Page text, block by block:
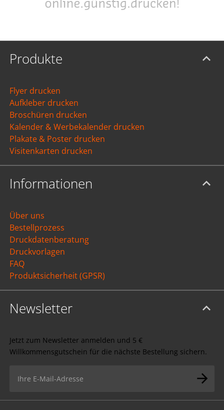
Produkte
Flyer drucken
Aufkleber drucken
Broschüren drucken
Kalender & Werbekalender drucken
Plakate & Poster drucken
Visitenkarten drucken
Informationen
Über uns
Bestellprozess
Druckdatenberatung
Druckvorlagen
FAQ
Produktsicherheit (GPSR)
Newsletter
Jetzt zum Newsletter anmelden und 5 €
Willkommensgutschein für die nächste Bestellung sichern.